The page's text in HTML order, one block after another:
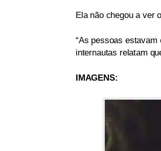
Ela não chegou a ver
“As pessoas estavam
internautas relatam
IMAGENS: